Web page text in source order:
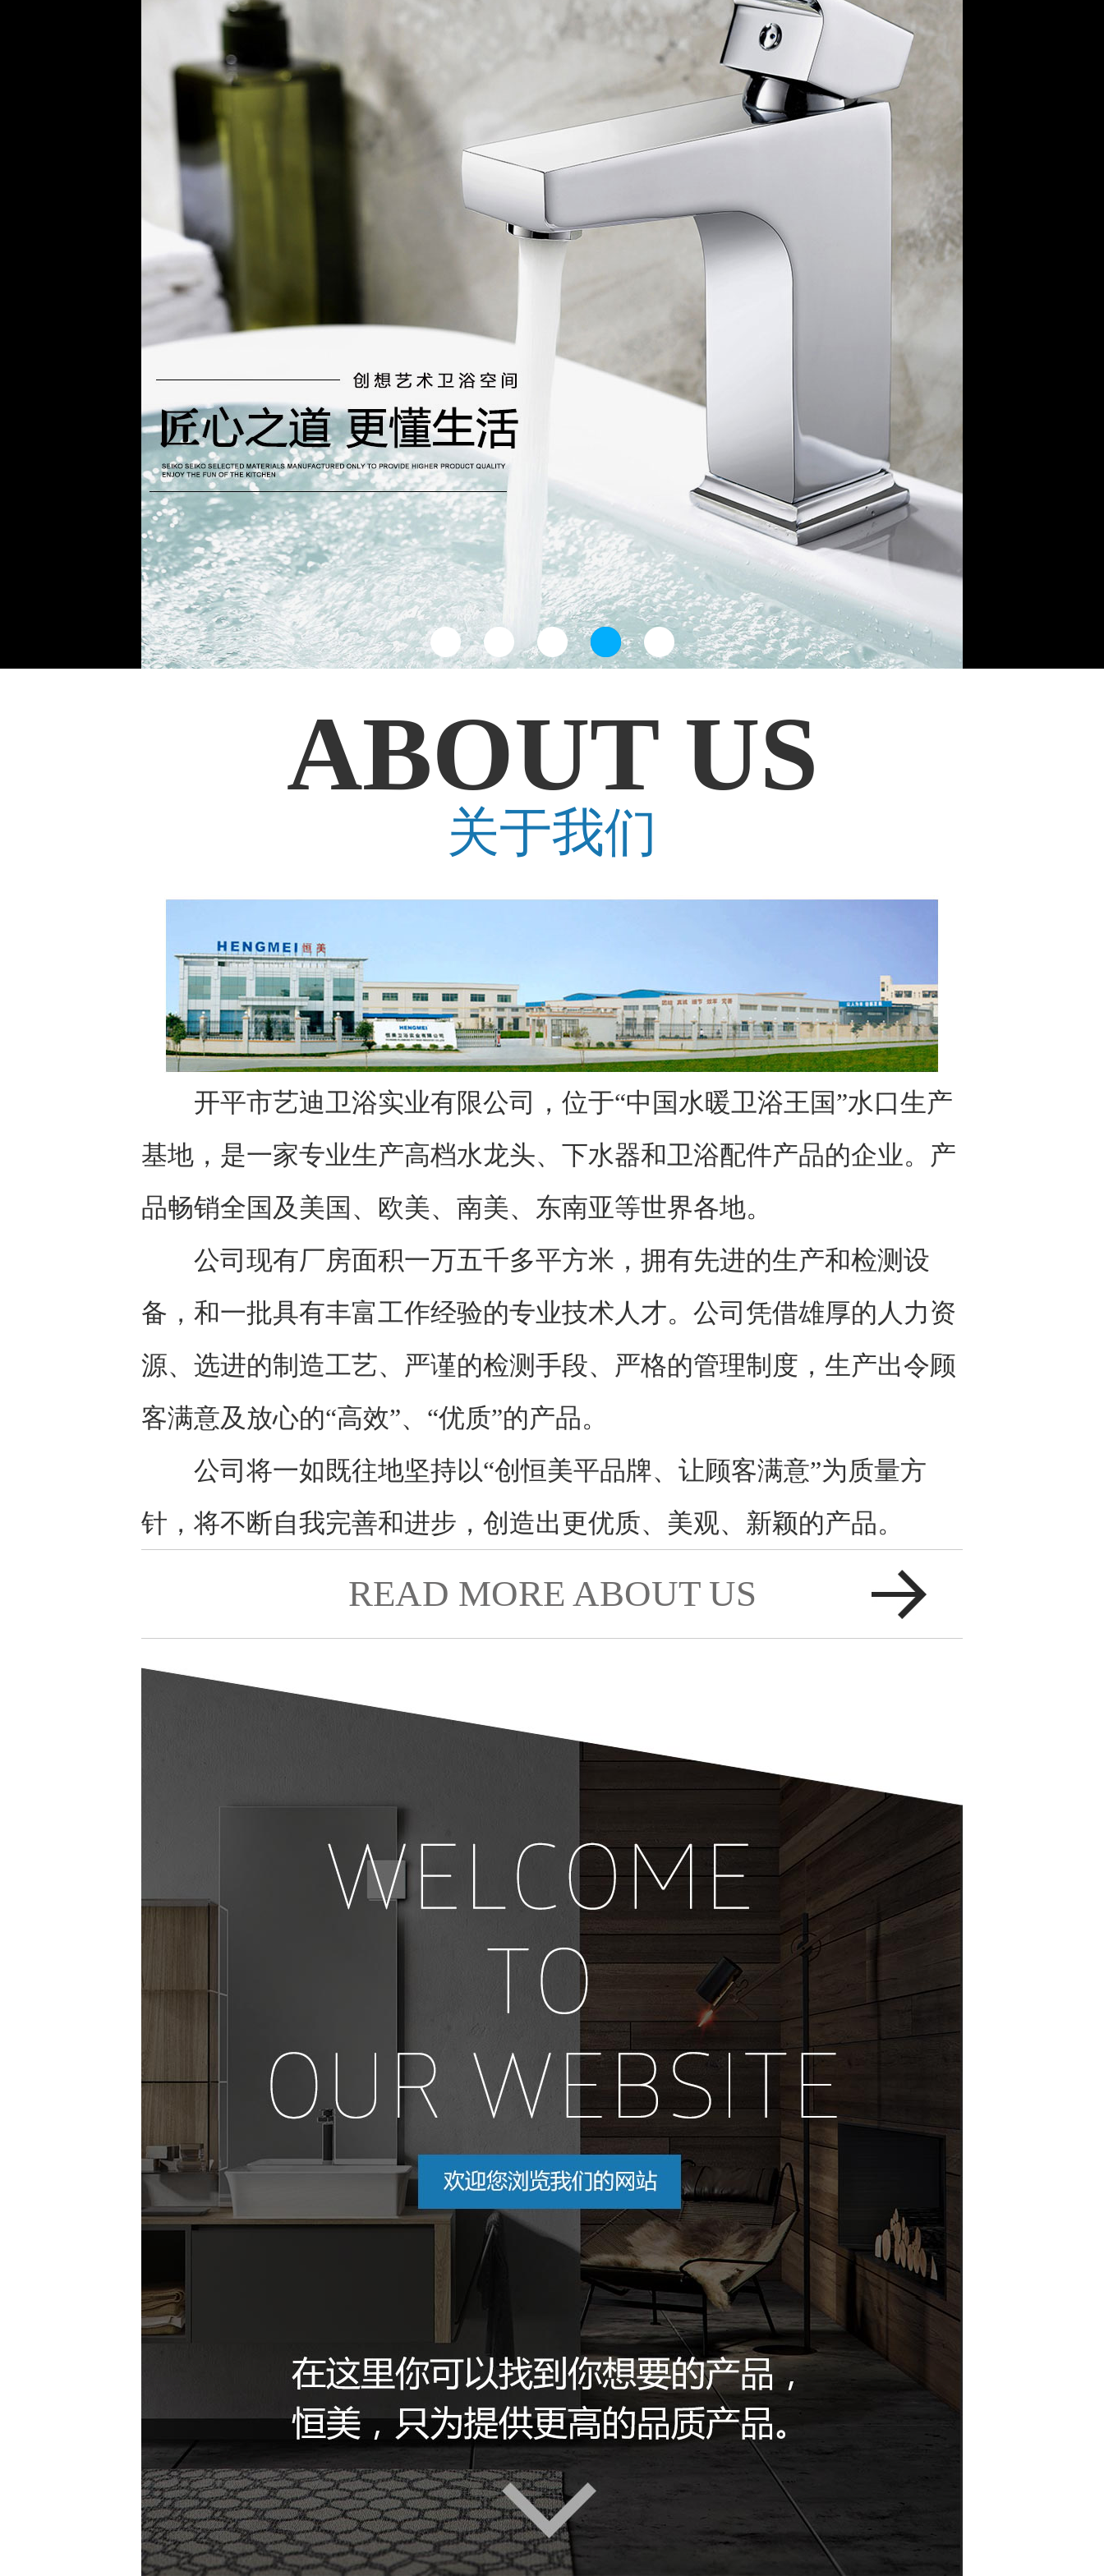
ABOUT US
关于我们
开平市艺迪卫浴实业有限公司，位于“中国水暖卫浴王国”水口生产
基地，是一家专业生产高档水龙头、下水器和卫浴配件产品的企业。产
品畅销全国及美国、欧美、南美、东南亚等世界各地。
公司现有厂房面积一万五千多平方米，拥有先进的生产和检测设
备，和一批具有丰富工作经验的专业技术人才。公司凭借雄厚的人力资
源、选进的制造工艺、严谨的检测手段、严格的管理制度，生产出令顾
客满意及放心的“高效”、“优质”的产品。
公司将一如既往地坚持以“创恒美平品牌、让顾客满意”为质量方
针，将不断自我完善和进步，创造出更优质、美观、新颖的产品。
READ MORE ABOUT US